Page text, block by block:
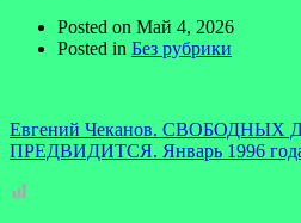
Posted on Май 4, 2026
Posted in Без рубрики
Евгений Чеканов. СВОБОДНЫХ
ПРЕДВИДИТСЯ. Январь 1996